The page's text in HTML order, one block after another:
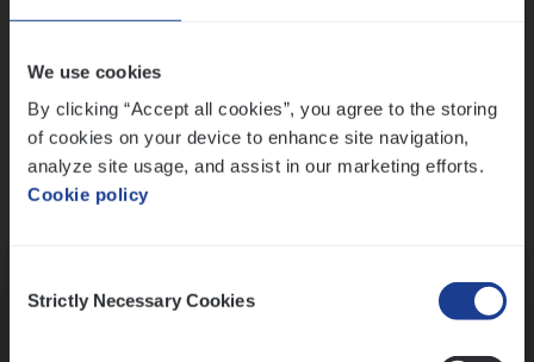
We use cookies
By clicking “Accept all cookies”, you agree to the storing
of cookies on your device to enhance site navigation,
analyze site usage, and assist in our marketing efforts.
Cookie policy
Selection
Strictly Necessary Cookies